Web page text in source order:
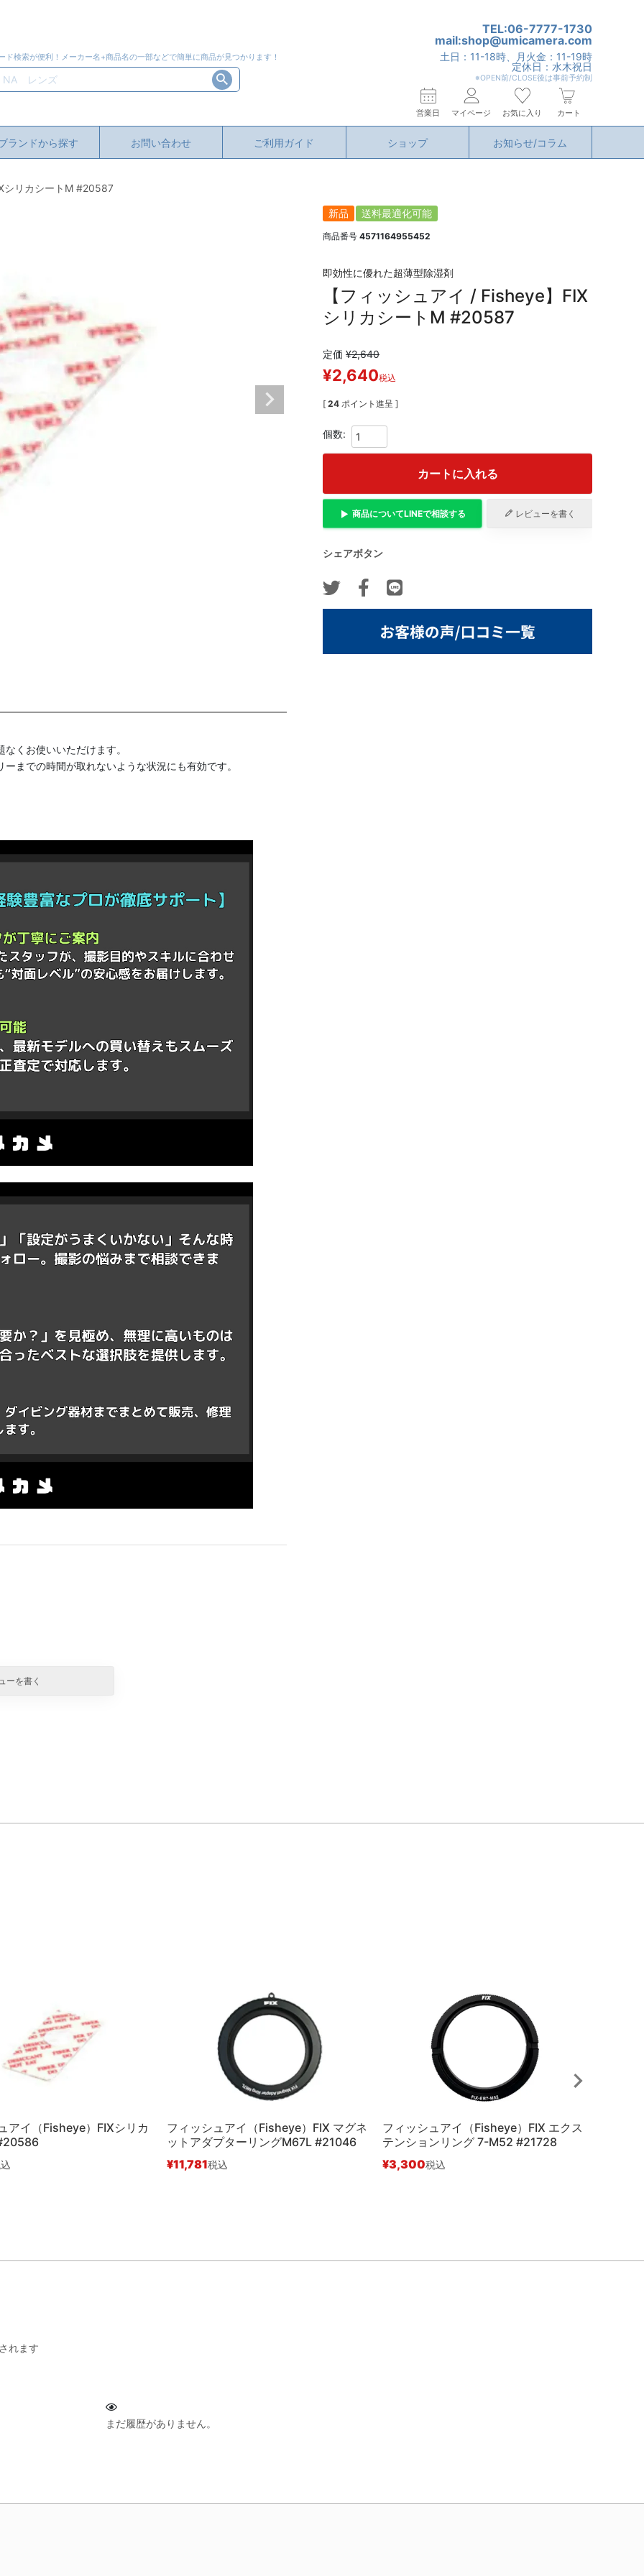
ド検索が便利！メーカー名+商品名の一部などで簡単に商品が見つかります！
TEL:06-7777-1730
mail:shop@umicamera.com
土日：11-18時、月火金：11-19時
定休日：水木祝日
※OPEN前/CLOSE後は事前予約制
営業日 マイページ お気に入り カート
ランドから探す お問い合わせ ご利用ガイド ショップ お知らせ/コラム
シリカシートM #20587
くお使いいただけます。
までの時間が取れないような状況にも有効です。
ーを書く
新品 送料最適化可能
商品番号 4571164955452
即効性に優れた超薄型除湿剤
【フィッシュアイ / Fisheye】FIX
シリカシートM #20587
定価 ¥2,640
¥2,640税込
[ 24 ポイント進呈 ]
カートに入れる
商品についてLINEで相談する レビューを書く
シェアボタン
アイ（Fisheye）FIXシリカ
フィッシュアイ（Fisheye）FIX マグネ
ットアダプターリングM67L #21046
¥11,781税込
フィッシュアイ（Fisheye）FIX エクス
テンションリング 7-M52 #21728
¥3,300税込
れます
まだ履歴がありません。